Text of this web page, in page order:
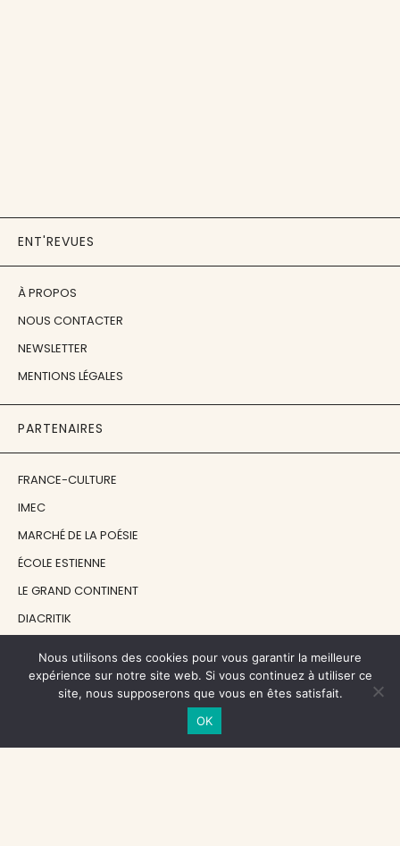
ENT'REVUES
À PROPOS
NOUS CONTACTER
NEWSLETTER
MENTIONS LÉGALES
PARTENAIRES
FRANCE-CULTURE
IMEC
MARCHÉ DE LA POÉSIE
ÉCOLE ESTIENNE
LE GRAND CONTINENT
DIACRITIK
NOS SOUTIENS
CENTRE NATIONAL DU LIVRE
Nous utilisons des cookies pour vous garantir la meilleure
expérience sur notre site web. Si vous continuez à utiliser ce
site, nous supposerons que vous en êtes satisfait.
OK